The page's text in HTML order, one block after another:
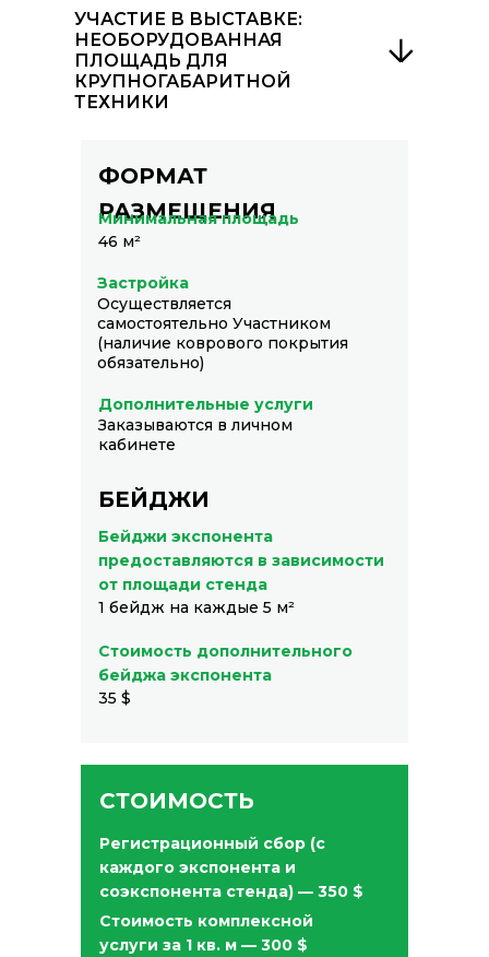
УЧАСТИЕ В ВЫСТАВКЕ:
НЕОБОРУДОВАННАЯ
ПЛОЩАДЬ ДЛЯ
КРУПНОГАБАРИТНОЙ
ТЕХНИКИ
СТОИМОСТЬ
Регистрационный сбор (с
каждого экспонента и
соэкспонента стенда) — 350 $
Стоимость комплексной
услуги за 1 кв. м — 300 $
ФОРМАТ
РАЗМЕЩЕНИЯ
БЕЙДЖИ
Минимальная площадь
46 м²
Застройка
Осуществляется
самостоятельно Участником
(наличие коврового покрытия
обязательно)
Стоимость дополнительного
бейджа экспонента
35 $
Бейджи экспонента
предоставляются в зависимости
от площади стенда
1 бейдж на каждые 5 м²
Дополнительные услуги
Заказываются в личном
кабинете